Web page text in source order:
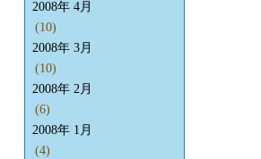
2008年 4月
(10)
2008年 3月
(10)
2008年 2月
(6)
2008年 1月
(4)